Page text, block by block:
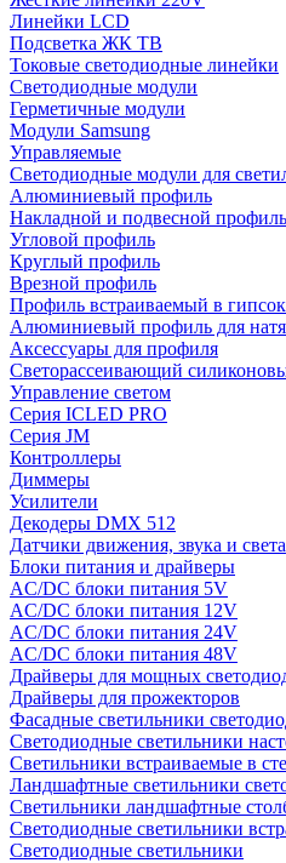
Линейки LCD
Подсветка ЖК ТВ
Токовые светодиодные линейки
Светодиодные модули
Герметичные модули
Модули Samsung
Управляемые
Светодиодные модули для
Алюминиевый профиль
Накладной и подвесной профиль
Угловой профиль
Круглый профиль
Врезной профиль
Профиль встраиваемый в
Алюминиевый профиль для
Аксессуары для профиля
Светорассеивающий
Управление светом
Серия ICLED PRO
Серия JM
Контроллеры
Диммеры
Усилители
Декодеры DMX 512
Датчики движения, звука и света
Блоки питания и драйверы
AC/DC блоки питания 5V
AC/DC блоки питания 12V
AC/DC блоки питания 24V
AC/DC блоки питания 48V
Драйверы для мощных
Драйверы для прожекторов
Фасадные светильники
Светодиодные светильники
Светильники встраиваемые в
Ландшафтные светильники
Светильники ландшафтные
Светодиодные светильники
Светодиодные светильники